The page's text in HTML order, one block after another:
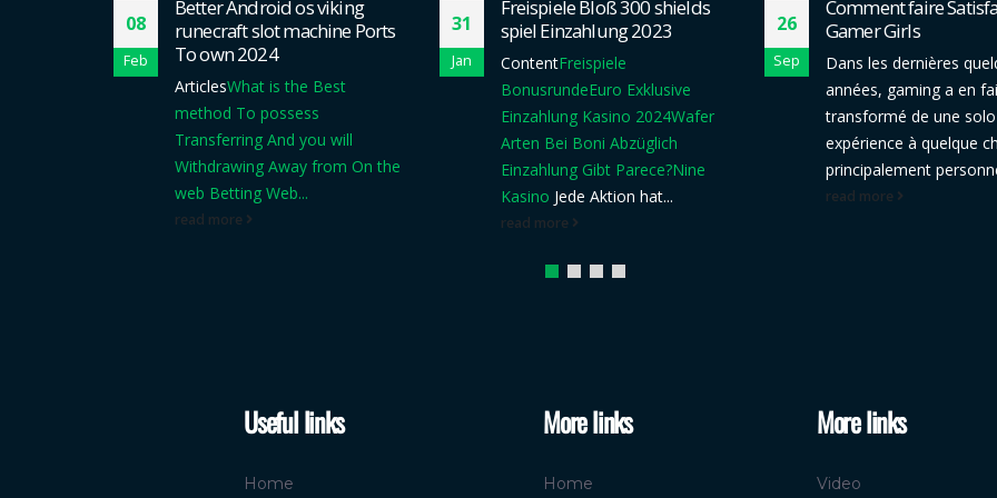
08
Feb
Better Android os viking
runecraft slot machine Ports
To own 2024
ArticlesWhat is the Best
method To possess
Transferring And you will
Withdrawing Away from On the
web Betting Web...
read more
31
Jan
Freispiele Bloß 300 shields
spiel Einzahlung 2023
ContentFreispiele
BonusrundeEuro Exklusive
Einzahlung Kasino 2024Wafer
Arten Bei Boni Abzüglich
Einzahlung Gibt Parece?Nine
Kasino Jede Aktion hat...
read more
26
Sep
Comment faire
Gamer Girls
Dans les dernières
années, gaming a en
transformé de une solo
expérience à quelque
principalement
read more
Useful links
Home
More links
Home
More links
Video